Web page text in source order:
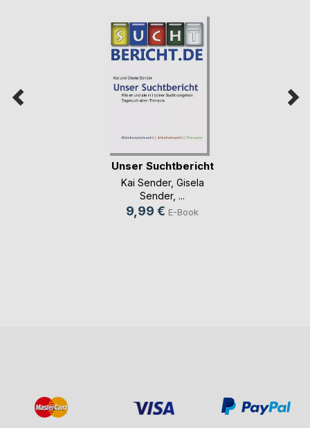
Unser Suchtbericht
Kai Sender, Gisela
Sender, ...
9,99 € E-Book